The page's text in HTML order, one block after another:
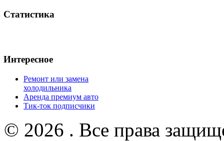
Статистика
Интересное
Ремонт или замена
холодильника
Аренда премиум авто
Тик-ток подписчики
© 2026 . Все права